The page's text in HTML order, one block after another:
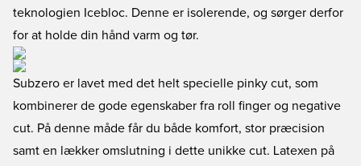
teknologien Icebloc. Denne er isolerende, og sørger derfor
for at holde din hånd varm og tør.
Subzero er lavet med det helt specielle pinky cut, som
kombinerer de gode egenskaber fra roll finger og negative
cut. På denne måde får du både komfort, stor præcision
samt en lækker omslutning i dette unikke cut. Latexen på